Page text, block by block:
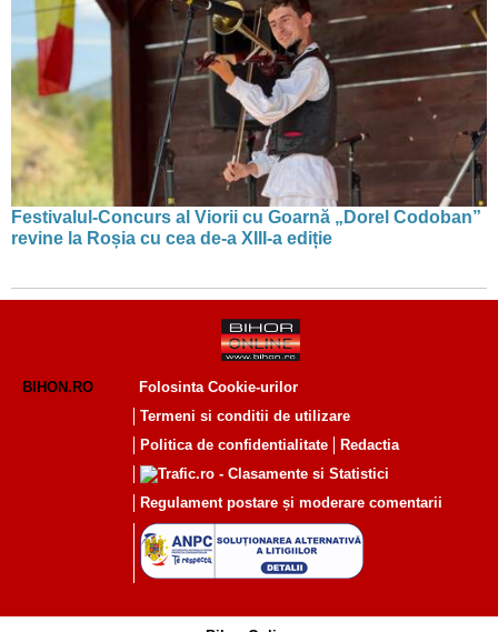
Festivalul-Concurs al Viorii cu Goarnă „Dorel Codoban”
revine la Roșia cu cea de-a XIII-a ediție
BIHON.RO
Folosinta Cookie-urilor
Termeni si conditii de utilizare
Politica de confidentialitate
Redactia
Regulament postare și moderare comentarii